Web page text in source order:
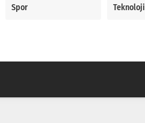
Spor Teknoloji